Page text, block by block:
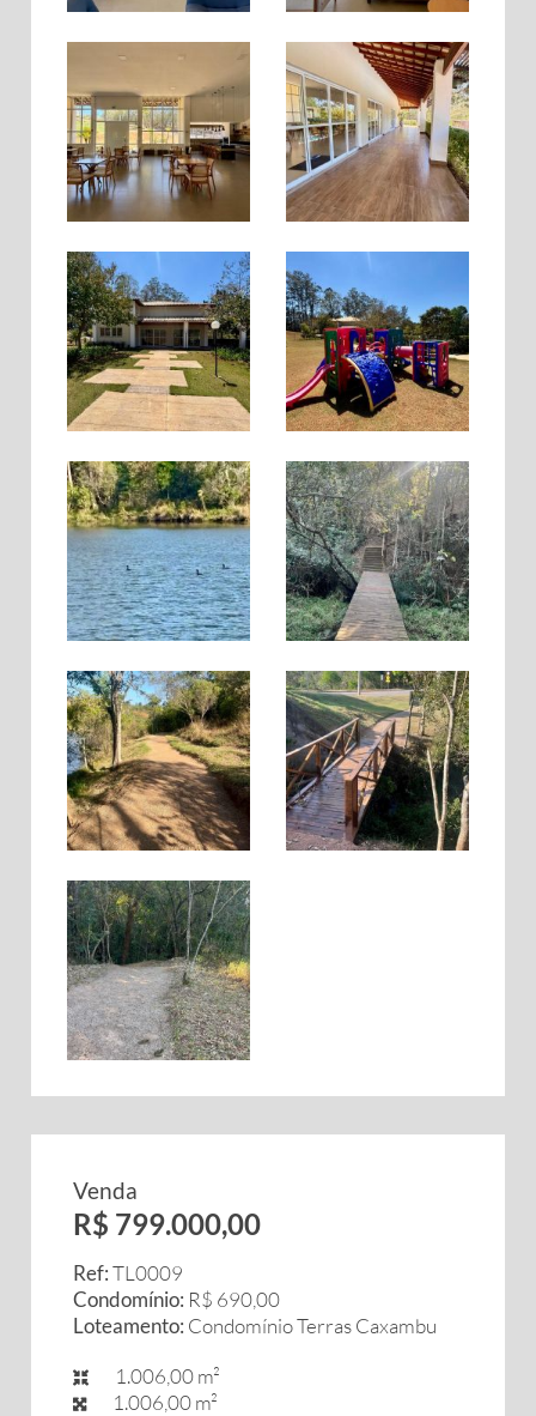
Venda
R$ 799.000,00
Ref:TL0009
Condomínio: R$ 690,00
Loteamento: Condomínio Terras Caxambu
1.006,00 m²
1.006,00 m²